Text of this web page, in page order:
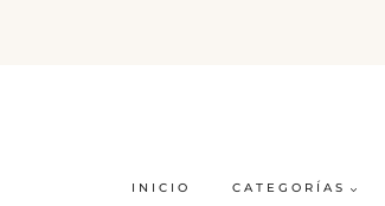
INICIO CATEGORÍAS